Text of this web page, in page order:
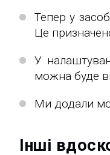
Тепер у
Це
У
можна буде
Ми додали
Інші